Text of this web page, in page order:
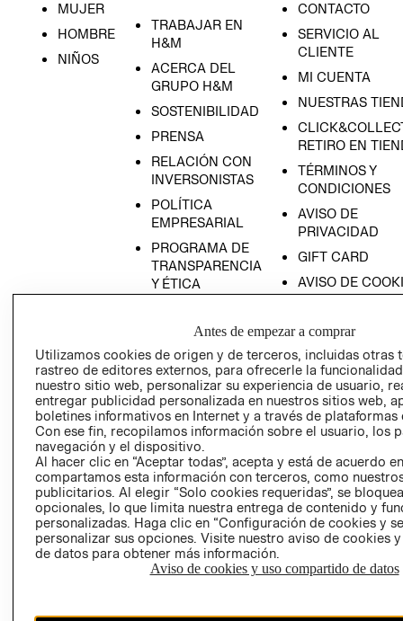
MUJER
HOMBRE
NIÑOS
TRABAJAR EN
H&M
ACERCA DEL
GRUPO H&M
SOSTENIBILIDAD
PRENSA
RELACIÓN CON
INVERSONISTAS
POLÍTICA
EMPRESARIAL
PROGRAMA DE
TRANSPARENCIA
Y ÉTICA
PROGRAMA DE
Y ÉTICA (INGLÉS)
CONTACTO
SERVICIO AL
CLIENTE
MI CUENTA
NUESTRAS
RETIRO EN
TÉRMINOS Y
CONDICIONES
AVISO DE
PRIVACIDAD
GIFT CARD
AVISO DE
COMERCIO - SIC
PETICIONES
QUEJAS Y
RECLAMOS
Colombia ($)
CAMBIAR REGIÓN
Antes de empezar a comprar
Utilizamos cookies de origen y de terceros, incluidas otras
rastreo de editores externos, para ofrecerle la
nuestro sitio web, personalizar su experiencia de usuario,
entregar publicidad personalizada en nuestros sitios web,
boletines informativos en Internet y a través de plataformas
Con ese fin, recopilamos información sobre el usuario, los
navegación y el dispositivo.
Al hacer clic en “Aceptar todas”, acepta y está de acuerdo
compartamos esta información con terceros, como
publicitarios. Al elegir “Solo cookies requeridas”, se
opcionales, lo que limita nuestra entrega de contenido y
personalizadas. Haga clic en “Configuración de cookies y
personalizar sus opciones. Visite nuestro aviso de cookies
de datos para obtener más información.
Aviso de cookies y uso compartido de datos